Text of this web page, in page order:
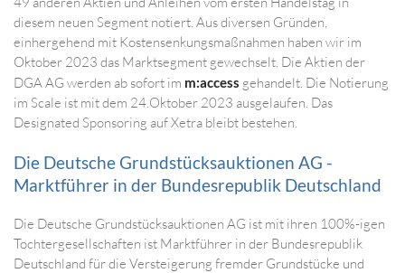
diesem neuen Segment notiert. Aus diversen Gründen,
einhergehend mit Kostensenkungsmaßnahmen haben wir im
Oktober 2023 das Marktsegment gewechselt. Die Aktien der
DGA AG werden ab sofort im m:access gehandelt. Die Notierung
im Scale ist mit dem 24.Oktober 2023 ausgelaufen. Das
Designated Sponsoring auf Xetra bleibt bestehen.
Die Deutsche Grundstücksauktionen AG -
Marktführer in der Bundesrepublik Deutschland
Die Deutsche Grundstücksauktionen AG ist mit ihren 100%-igen
Tochtergesellschaften ist Marktführer in der Bundesrepublik
Deutschland für die Versteigerung fremder Grundstücke und